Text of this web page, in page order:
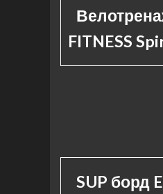
FITNESS
SUP борд